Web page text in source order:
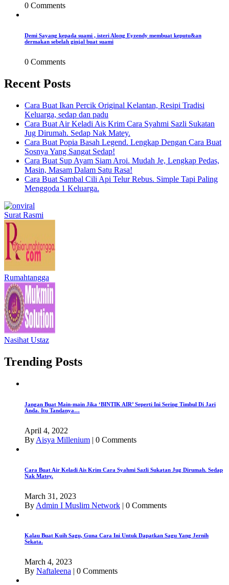
0 Comments
Demi Sayang kepada suami , isteri Along Eyzendy membuat keputu&an
dermakan sebelah ginjal buat suami
0 Comments
Recent Posts
Cara Buat Ikan Percik Original Kelantan, Resipi Tradisi
Keluarga, sedap dan padu
Cara Buat Air Keladi Ais Krim Cara Syahmi Sazli Sukatan
Jug Dirumah. Sedap Nak Matey.
Cara Buat Popia Basah Legend. Lengkap Dengan Cara Buat
Sosnya Yang Sangat Sedap!
Cara Buat Sup Ayam Siam Aroi. Mudah Je, Lengkap Pedas,
Masin, Masam Dalam Satu Rasa!
Cara Buat Sambal Cili Api Telur Rebus. Simple Tapi Paling
Menggoda 1 Keluarga.
Surat Rasmi
Rumahtangga
Nasihat Ustaz
Trending Posts
Jangan Buat Main-main Jika ‘BINTIK AIR’ Seperti Ini Sering Timbul Di Jari
Anda. Itu Tandanya…
April 4, 2022
By Aisya Millenium | 0 Comments
Cara Buat Air Keladi Ais Krim Cara Syahmi Sazli Sukatan Jug Dirumah. Sedap
Nak Matey.
March 31, 2023
By Admin I Muslim Network | 0 Comments
Kalau Buat Kuih Sagu, Guna Cara Ini Untuk Dapatkan Sagu Yang Jernih
Sekata.
March 4, 2023
By Naftaleena | 0 Comments